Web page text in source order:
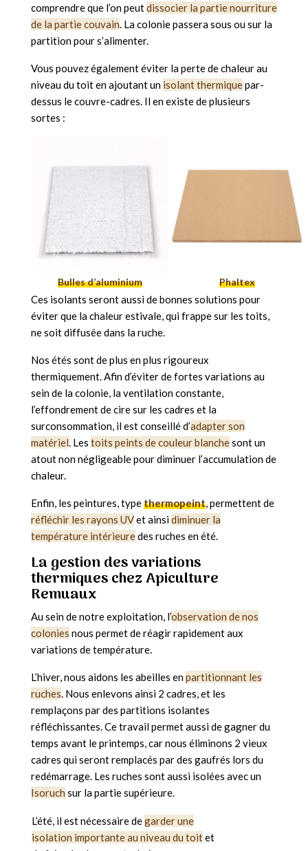
comprendre que l’on peutdissocier la partie nourriture
de la partie couvain . La colonie passera sous ou sur la
partition pour s’alimenter.
Vous pouvez également éviter la perte de chaleur au
niveau du toit en ajoutant un isolant thermiquepar-
dessus le couvre-cadres. Il en existe de plusieurs
sortes :
Bulles d’aluminium Phaltex
Ces isolants seront aussi de bonnes solutions pour
éviter que la chaleur estivale, qui frappe sur les toits,
ne soit diffusée dans la ruche.
Nos étés sont de plus en plus rigoureux
thermiquement. Afin d’éviter de fortes variations au
sein de la colonie, la ventilation constante,
l’effondrement de cire sur les cadres et la
surconsommation, il est conseillé d’adapter son
matériel . Les toits peints de couleur blanchesont un
atout non négligeable pour diminuer l’accumulation de
chaleur.
Enfin, les peintures, typethermopeint , permettent de
réfléchir les rayons UVet ainsidiminuer la
température intérieuredes ruches en été.
La gestion des variations
thermiques chez Apiculture
Remuaux
Au sein de notre exploitation, l’observation de nos
colonies nous permet de réagir rapidement aux
variations de température.
L’hiver, nous aidons les abeilles enpartitionnant les
ruches . Nous enlevons ainsi 2 cadres, et les
remplaçons par des partitions isolantes
réfléchissantes. Ce travail permet aussi de gagner du
temps avant le printemps, car nous éliminons 2 vieux
cadres qui seront remplacés par des gaufrés lors du
redémarrage. Les ruches sont aussi isolées avec un
Isoruch sur la partie supérieure.
L’été, il est nécessaire degarder une
isolation importante au niveau du toitet